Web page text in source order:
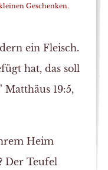
Geschenken.
ein Fleisch.
hat, das soll
19:5,
Heim
Der Teufel